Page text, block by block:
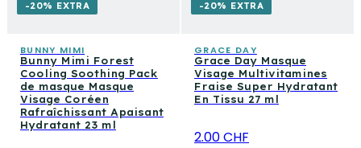
-20% EXTRA
BUNNY MIMI
Bunny Mimi Forest
Cooling Soothing Pack
de masque Masque
Visage Coréen
Rafraîchissant Apaisant
Hydratant 23 ml
-20% EXTRA
GRACE DAY
Grace Day Masque
Visage Multivitamines
Fraise Super Hydratant
En Tissu 27 ml
2.00 CHF